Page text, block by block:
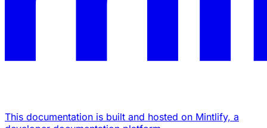
This documentation is built and hosted on Mintlify, a